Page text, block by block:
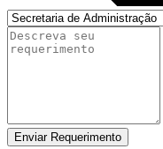
Enviar Requerimento